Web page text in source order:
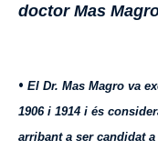
doctor Mas
• El Dr. Mas Magro va
1906 i 1914 i és
arribant a ser candidat